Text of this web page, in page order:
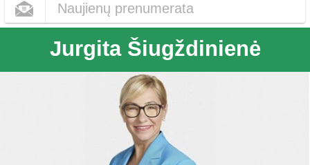
Naujienų prenumerata
Kas dieną
Kas savaitę
Kas mėnesį
Jurgita Šiugždinienė